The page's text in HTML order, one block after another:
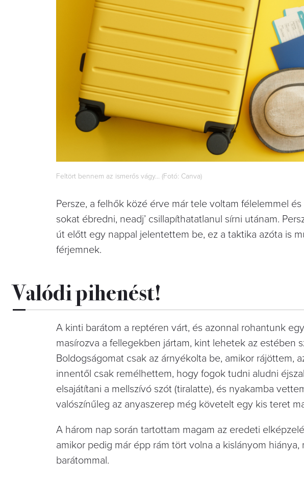
Feltört bennem az ismerős vágy… (Fotó: Canva)
Persze, a felhők közé érve már tele voltam félelemmel
sokat ébredni, neadj’ csillapíthatatlanul sírni utánam.
út előtt egy nappal jelentettem be, ez a taktika azóta is
férjemnek.
Valódi pihenést!
A kinti barátom a reptéren várt, és azonnal rohantunk egy
masírozva a fellegekben jártam, kint lehetek az estében
Boldogságomat csak az árnyékolta be, amikor rájöttem,
innentől csak remélhettem, hogy fogok tudni aludni
elsajátítani a mellszívó szót (tiralatte), és nyakamba
valószínűleg az anyaszerep még követelt egy kis teret
A három nap során tartottam magam az eredeti
amikor pedig már épp rám tört volna a kislányom
barátommal.